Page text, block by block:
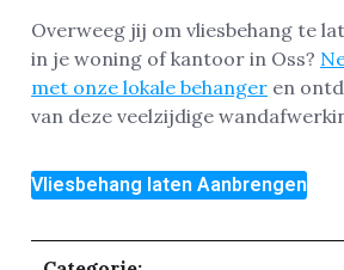
Overweeg jij om vliesbehang te
in je woning of kantoor in Oss?
met onze lokale behanger en
van deze veelzijdige
Vliesbehang laten Aanbrengen